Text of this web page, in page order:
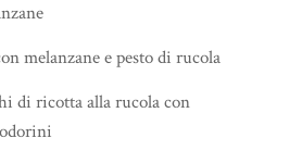
melanzane e pesto di rucola
di ricotta alla rucola con